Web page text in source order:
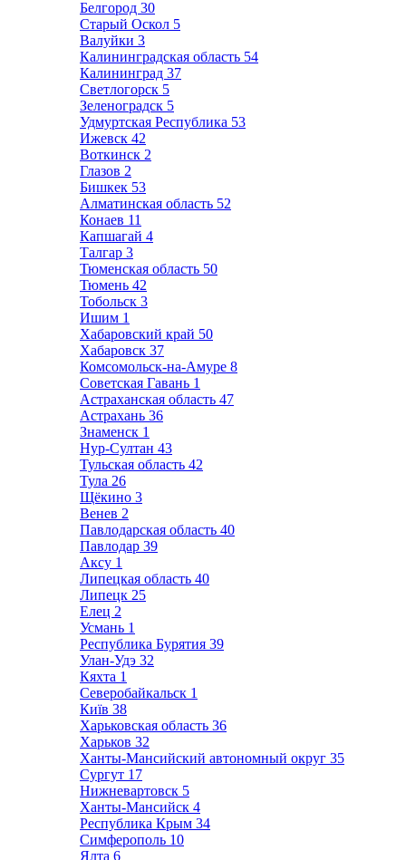
Белгород 30
Старый Оскол 5
Валуйки 3
Калининградская область 54
Калининград 37
Светлогорск 5
Зеленоградск 5
Удмуртская Республика 53
Ижевск 42
Воткинск 2
Глазов 2
Бишкек 53
Алматинская область 52
Конаев 11
Капшагай 4
Талгар 3
Тюменская область 50
Тюмень 42
Тобольск 3
Ишим 1
Хабаровский край 50
Хабаровск 37
Комсомольск-на-Амуре 8
Советская Гавань 1
Астраханская область 47
Астрахань 36
Знаменск 1
Нур-Султан 43
Тульская область 42
Тула 26
Щёкино 3
Венев 2
Павлодарская область 40
Павлодар 39
Аксу 1
Липецкая область 40
Липецк 25
Елец 2
Усмань 1
Республика Бурятия 39
Улан-Удэ 32
Кяхта 1
Северобайкальск 1
Київ 38
Харьковская область 36
Харьков 32
Ханты-Мансийский автономный округ 35
Сургут 17
Нижневартовск 5
Ханты-Мансийск 4
Республика Крым 34
Симферополь 10
Ялта 6